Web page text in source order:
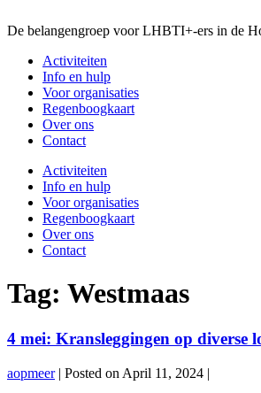
to
De belangengroep voor LHBTI+-ers in de
Activiteiten
Info en hulp
Voor organisaties
Regenboogkaart
Over ons
Contact
Activiteiten
Info en hulp
Voor organisaties
Regenboogkaart
Over ons
Contact
Tag: Westmaas
4 mei: Kransleggingen op diverse
aopmeer| Posted on April 11, 2024 |